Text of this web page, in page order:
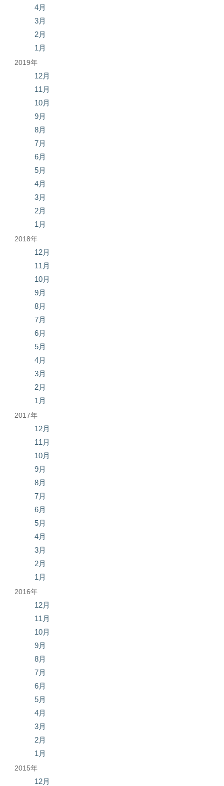
4月
3月
2月
1月
2019年
12月
11月
10月
9月
8月
7月
6月
5月
4月
3月
2月
1月
2018年
12月
11月
10月
9月
8月
7月
6月
5月
4月
3月
2月
1月
2017年
12月
11月
10月
9月
8月
7月
6月
5月
4月
3月
2月
1月
2016年
12月
11月
10月
9月
8月
7月
6月
5月
4月
3月
2月
1月
2015年
12月